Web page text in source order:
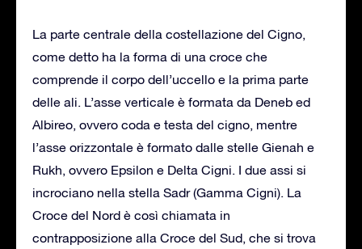
La parte centrale della costellazione del Cigno,
come detto ha la forma di una croce che
comprende il corpo dell’uccello e la prima parte
delle ali. L’asse verticale è formata da Deneb ed
Albireo, ovvero coda e testa del cigno, mentre
l’asse orizzontale è formato dalle stelle Gienah e
Rukh, ovvero Epsilon e Delta Cigni. I due assi si
incrociano nella stella Sadr (Gamma Cigni). La
Croce del Nord è così chiamata in
contrapposizione alla Croce del Sud, che si trova